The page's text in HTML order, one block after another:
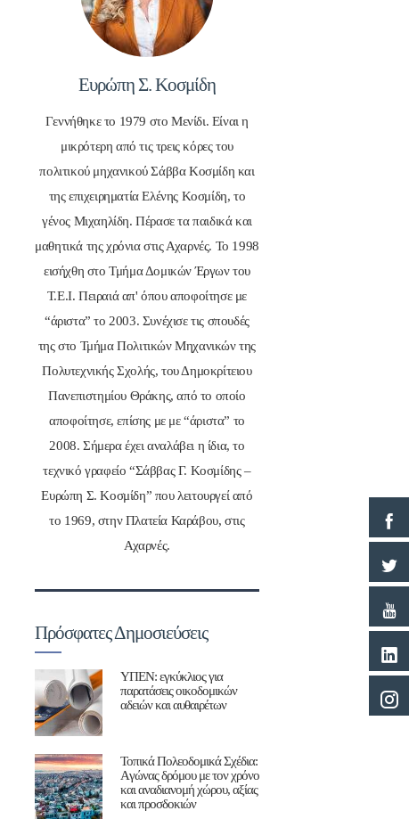
Ευρώπη Σ. Κοσμίδη
Γεννήθηκε το 1979 στο Μενίδι. Είναι η
μικρότερη από τις τρεις κόρες του
πολιτικού μηχανικού Σάββα Κοσμίδη και
της επιχειρηματία Ελένης Κοσμίδη, το
γένος Μιχαηλίδη. Πέρασε τα παιδικά και
μαθητικά της χρόνια στις Αχαρνές. Το 1998
εισήχθη στο Τμήμα Δομικών Έργων του
Τ.Ε.Ι. Πειραιά απ' όπου αποφοίτησε με
“άριστα” το 2003. Συνέχισε τις σπουδές
της στο Τμήμα Πολιτικών Μηχανικών της
Πολυτεχνικής Σχολής, του Δημοκρίτειου
Πανεπιστημίου Θράκης, από το οποίο
αποφοίτησε, επίσης με με “άριστα” το
2008. Σήμερα έχει αναλάβει η ίδια, το
τεχνικό γραφείο “Σάββας Γ. Κοσμίδης –
Ευρώπη Σ. Κοσμίδη” που λειτουργεί από
το 1969, στην Πλατεία Καράβου, στις
Αχαρνές.
Πρόσφατες Δημοσιεύσεις
ΥΠΕΝ: εγκύκλιος για
παρατάσεις οικοδομικών
αδειών και αυθαιρέτων
Τοπικά Πολεοδομικά Σχέδια:
Aγώνας δρόμου με τον χρόνο
και αναδιανομή χώρου, αξίας
και προσδοκιών